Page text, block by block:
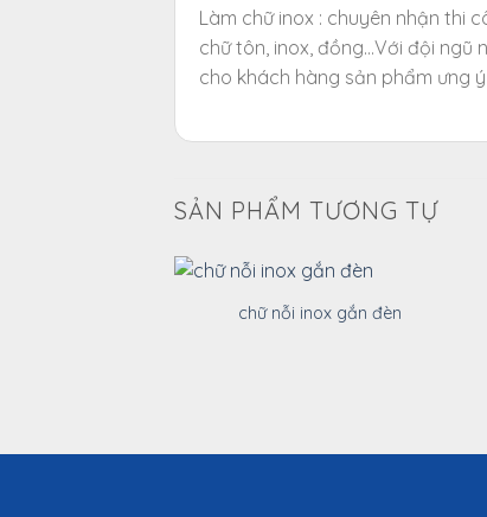
Làm chữ inox : chuyên nhận thi
chữ tôn, inox, đồng…Với đội ngũ
cho khách hàng sản phẩm ưng
SẢN PHẨM TƯƠNG TỰ
chữ nỗi inox gắn đèn